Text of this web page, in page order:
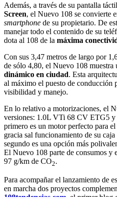
Además, a través de su pantalla
Screen, el Nuevo 108 se convierte
smartphone de su propietario. De
manejar todo el contenido de su
dota al 108 de la máxima
Con sus 3,47 metros de largo por
de sólo 4,80, el Nuevo 108 muestra
dinámico en ciudad. Esta
al máximo el puesto de conducción
visibilidad y manejo.
En lo relativo a motorizaciones, el
versiones: 1.0L VTi 68 CV ETG5 y
primero es un motor perfecto para
gracia sal funcionamiento de su
segundo es una opción más
El Nuevo 108 parte de consumos y
97 g/km de CO2.
Para acompañar el lanzamiento de
en marcha dos proyectos